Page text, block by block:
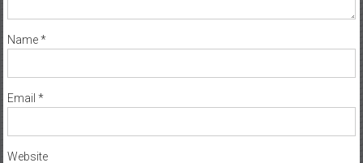
Name*
Email *
Website